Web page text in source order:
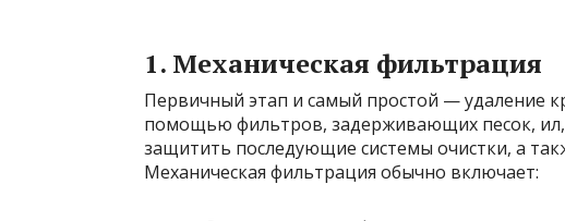
1. Механическая фильтрация
Первичный этап и самый простой — удаление
помощью фильтров, задерживающих песок, ил,
защитить последующие системы очистки, а
Механическая фильтрация обычно включает: